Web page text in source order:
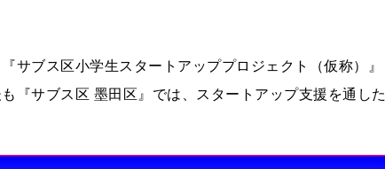
サブス区小学生スタートアッププロジェクト（仮称）』
『サブス区 墨田区』では、スタートアップ支援を通した